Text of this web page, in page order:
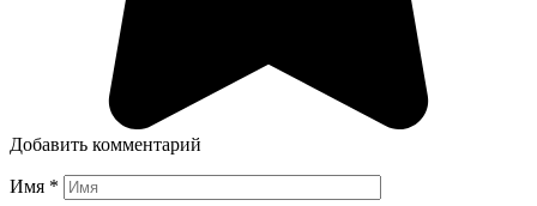
Добавить комментарий
Имя *